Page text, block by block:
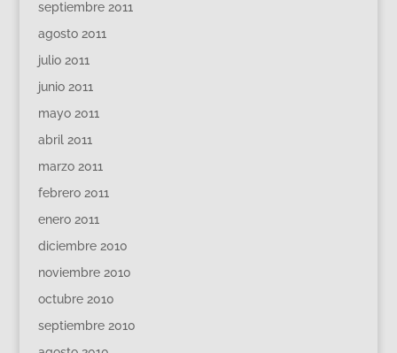
septiembre 2011
agosto 2011
julio 2011
junio 2011
mayo 2011
abril 2011
marzo 2011
febrero 2011
enero 2011
diciembre 2010
noviembre 2010
octubre 2010
septiembre 2010